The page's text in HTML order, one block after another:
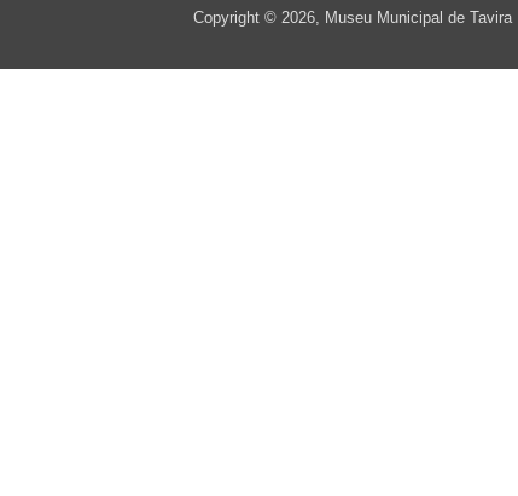
Copyright © 2026, Museu Municipal de Tavira